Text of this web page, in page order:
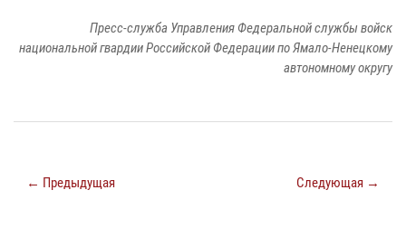
Пресс-служба Управления Федеральной службы войск
национальной гвардии Российской Федерации по Ямало-Ненецкому
автономному округу
← Предыдущая Следующая →